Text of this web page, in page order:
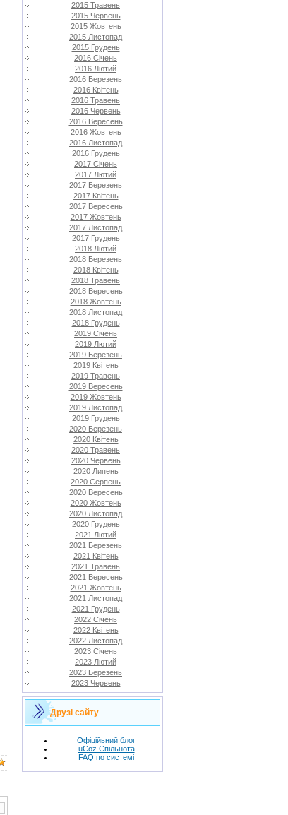
2015 Травень
2015 Червень
2015 Жовтень
2015 Листопад
2015 Грудень
2016 Січень
2016 Лютий
2016 Березень
2016 Квітень
2016 Травень
2016 Червень
2016 Вересень
2016 Жовтень
2016 Листопад
2016 Грудень
2017 Січень
2017 Лютий
2017 Березень
2017 Квітень
2017 Вересень
2017 Жовтень
2017 Листопад
2017 Грудень
2018 Лютий
2018 Березень
2018 Квітень
2018 Травень
2018 Вересень
2018 Жовтень
2018 Листопад
2018 Грудень
2019 Січень
2019 Лютий
2019 Березень
2019 Квітень
2019 Травень
2019 Вересень
2019 Жовтень
2019 Листопад
2019 Грудень
2020 Березень
2020 Квітень
2020 Травень
2020 Червень
2020 Липень
2020 Серпень
2020 Вересень
2020 Жовтень
2020 Листопад
2020 Грудень
2021 Лютий
2021 Березень
2021 Квітень
2021 Травень
2021 Вересень
2021 Жовтень
2021 Листопад
2021 Грудень
2022 Січень
2022 Квітень
2022 Листопад
2023 Січень
2023 Лютий
2023 Березень
2023 Червень
Друзі сайту
Офіційьний блог
uCoz Спільнота
FAQ по системі